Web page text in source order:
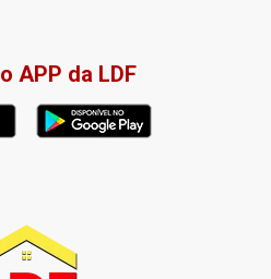
APP da LDF